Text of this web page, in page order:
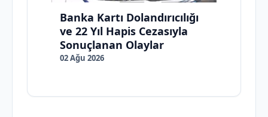
Banka Kartı Dolandırıcılığı
ve 22 Yıl Hapis Cezasıyla
Sonuçlanan Olaylar
02 Ağu 2026